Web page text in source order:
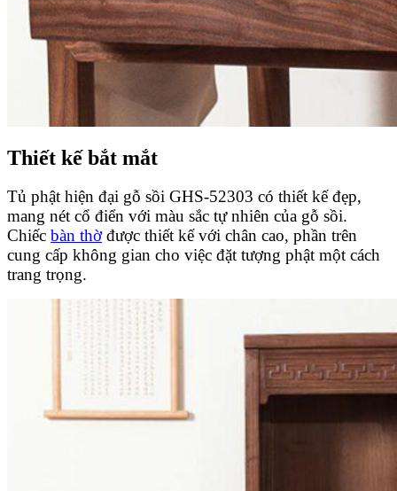
Thiết kế bắt mắt
Tủ phật hiện đại gỗ sồi GHS-52303 có thiết kế đẹp,
mang nét cổ điển với màu sắc tự nhiên của gỗ sồi.
Chiếc bàn thờđược thiết kế với chân cao, phần trên
cung cấp không gian cho việc đặt tượng phật một cách
trang trọng.